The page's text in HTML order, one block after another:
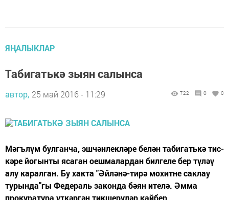
ЯҢАЛЫКЛАР
Табигатькә зыян салынса
автор, 25 май 2016 - 11:29 722 0 0
Мәгълүм булганча, эшчәнлекләре белән табигатькә тис­
кәре йогынты ясаган оешмалардан билгеле бер түләү
алу каралган. Бу хакта "Әйләнә-тирә мохитне саклау
турында"гы Федераль законда бәян ителә. Әмма
прокуратура үткәргән тикшерүләр кайбер